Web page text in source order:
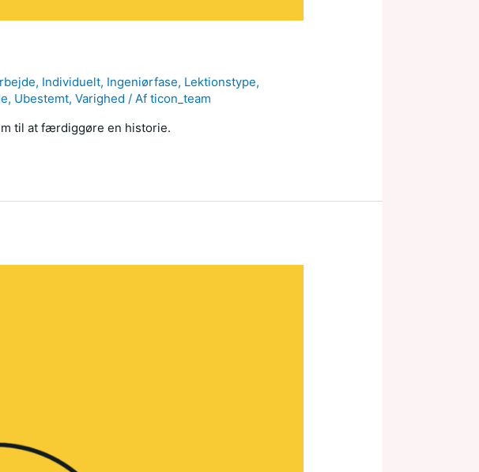
, Individuelt, Ingeniørfase, Lektionstype,
, Ubestemt,Varighed / Afticon_team
til at færdiggøre en historie.